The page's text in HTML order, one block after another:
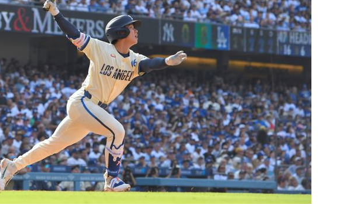
지율 하락 의식했나, 삼전닉스
물, SK하이닉스 프리마켓 시
점화, 김민석 "과반 승리 가
3
오세훈 '여론조사비 대납' 1심
된 '민주당 돈봉투 의혹'…왜?
李대통령, 20대 지지율 하락
나…"청년 보편적 지원 문턱
5
'압수수색·성접대 의혹' 송두
대한민국 축구판